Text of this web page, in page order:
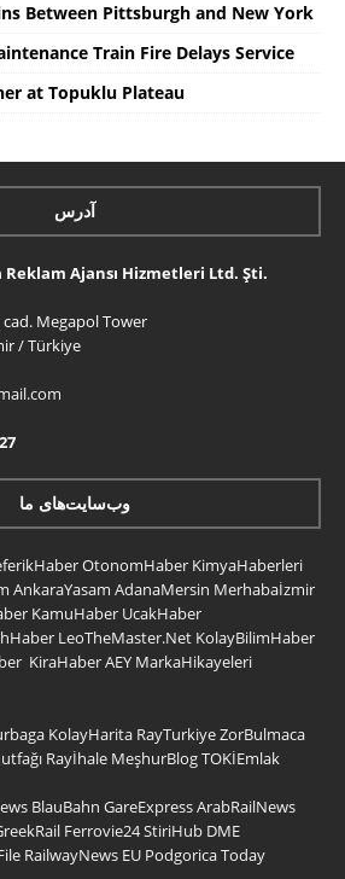
Between Pittsburgh and New York
Train Fire Delays Service
at Topuklu Plateau
آدرس
Reklam Ajansı Hizmetleri Ltd. Şti.
Megapol Tower
/ Türkiye
وب‌سایت‌های ما
OtonomHaber KimyaHaberleri
AnkaraYasam AdanaMersin Merhabaİzmir
KamuHaber UcakHaber
LeoTheMaster.Net KolayBilimHaber
KiraHaberAEY MarkaHikayeleri
KolayHarita RayTurkiyeZorBulmaca
Rayİhale MeşhurBlogTOKİEmlak
BlauBahn GareExpressArabRailNews
Ferrovie24StiriHub DME
RailwayNews EU Podgorica Today